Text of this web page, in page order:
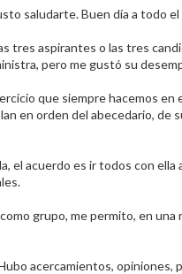
saludarte. Buen día a todo
tres aspirantes o las tres
pero me gustó su
que siempre hacemos en
en orden del abecedario, de
el acuerdo es ir todos con ella
grupo, me permito, en
acercamientos, opiniones,